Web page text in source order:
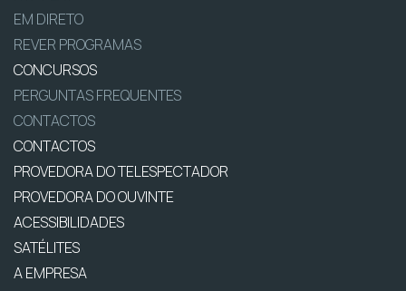
EM DIRETO
REVER PROGRAMAS
CONCURSOS
PERGUNTAS FREQUENTES
CONTACTOS
CONTACTOS
PROVEDORA DO TELESPECTADOR
PROVEDORA DO OUVINTE
ACESSIBILIDADES
SATÉLITES
A EMPRESA